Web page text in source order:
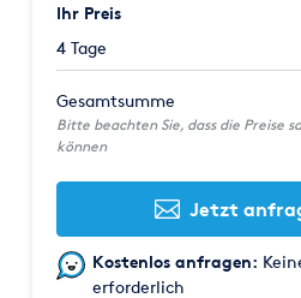
Ihr Preis
4 Tage
Gesamtsumme
Bitte beachten Sie, dass die Preise
können
Jetzt
Kostenlos anfragen:
erforderlich